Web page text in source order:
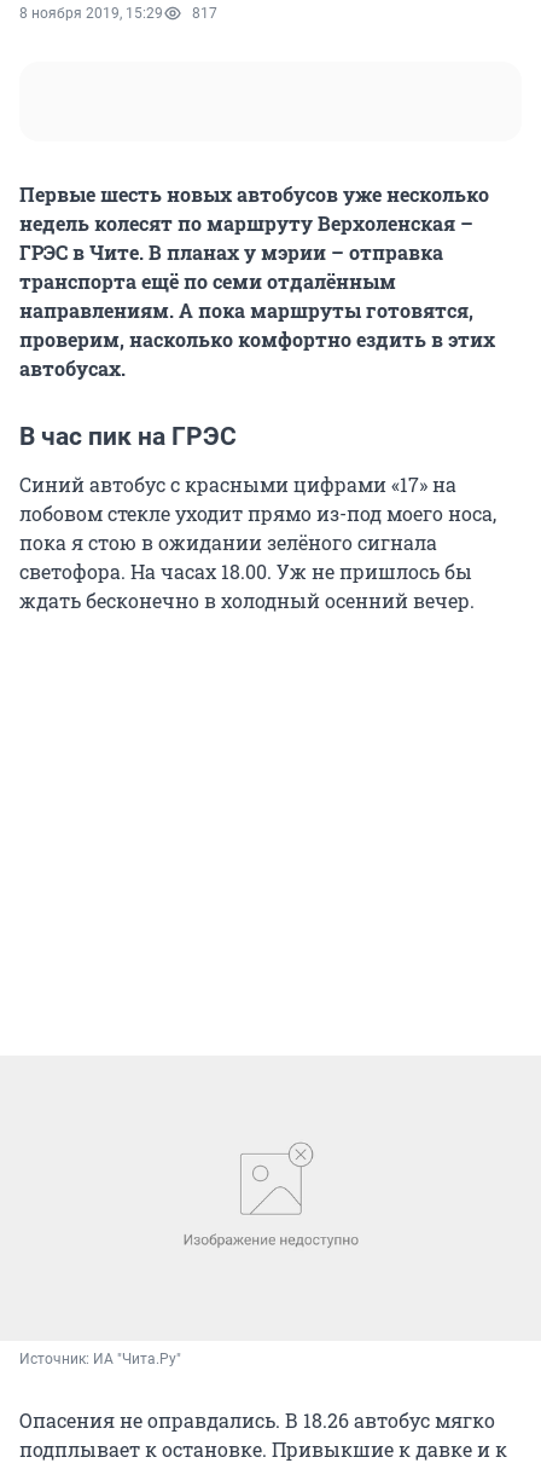
8 ноября 2019, 15:29 817
Первые шесть новых автобусов уже несколько
недель колесят по маршруту Верхоленская –
ГРЭС в Чите. В планах у мэрии – отправка
транспорта ещё по семи отдалённым
направлениям. А пока маршруты готовятся,
проверим, насколько комфортно ездить в этих
автобусах.
В час пик на ГРЭС
Синий автобус с красными цифрами «17» на
лобовом стекле уходит прямо из-под моего носа,
пока я стою в ожидании зелёного сигнала
светофора. На часах 18.00. Уж не пришлось бы
ждать бесконечно в холодный осенний вечер.
Источник: ИА "Чита.Ру"
Опасения не оправдались. В 18.26 автобус мягко
подплывает к остановке. Привыкшие к давке и к